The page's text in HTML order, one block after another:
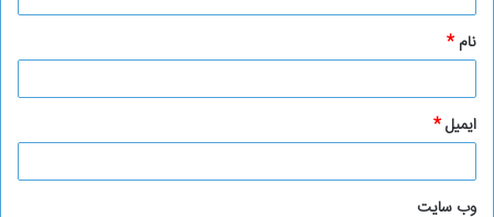
*
نام *
ایمیل*
وب‌ سایت